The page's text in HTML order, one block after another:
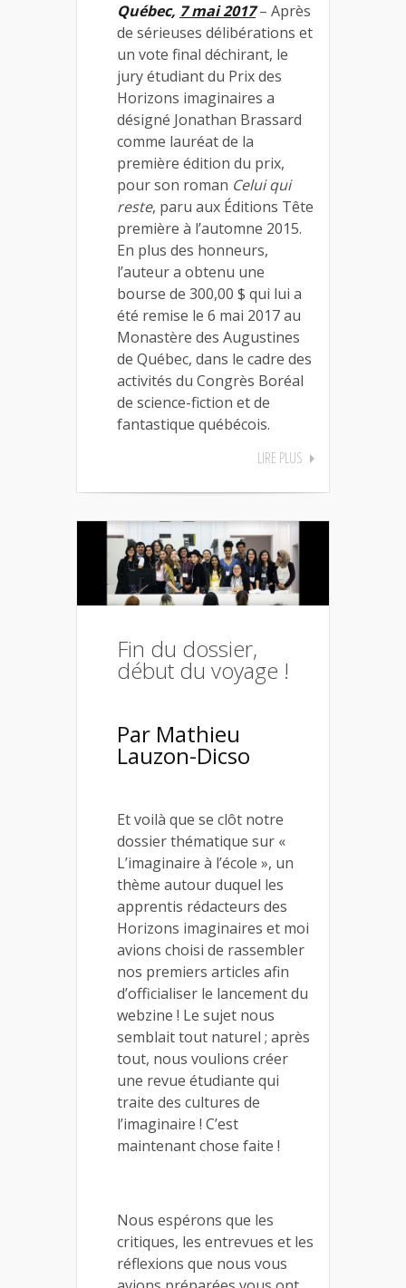
Québec, 7 mai 2017 – Après
de sérieuses délibérations et
un vote final déchirant, le
jury étudiant du Prix des
Horizons imaginaires a
désigné Jonathan Brassard
comme lauréat de la
première édition du prix,
pour son roman Celui qui
reste, paru aux Éditions Tête
première à l’automne 2015.
En plus des honneurs,
l’auteur a obtenu une
bourse de 300,00 $ qui lui a
été remise le 6 mai 2017 au
Monastère des Augustines
de Québec, dans le cadre des
activités du Congrès Boréal
de science-fiction et de
fantastique québécois.
LIRE PLUS
Fin du dossier,
début du voyage !
Par Mathieu
Lauzon-Dicso
Et voilà que se clôt notre
dossier thématique sur «
L’imaginaire à l’école », un
thème autour duquel les
apprentis rédacteurs des
Horizons imaginaires et moi
avions choisi de rassembler
nos premiers articles afin
d’officialiser le lancement du
webzine ! Le sujet nous
semblait tout naturel ; après
tout, nous voulions créer
une revue étudiante qui
traite des cultures de
l’imaginaire ! C’est
maintenant chose faite !
Nous espérons que les
critiques, les entrevues et les
réflexions que nous vous